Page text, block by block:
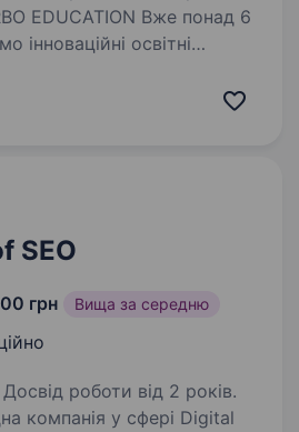
Вже понад 6
інноваційні освітні
технологічну
SEO
грн Вища за середню
роботи від 2 років.
компанія у сфері Digital